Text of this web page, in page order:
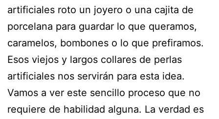
artificiales roto un joyero o una cajita de
porcelana para guardar lo que queramos,
caramelos, bombones o lo que prefiramos.
Esos viejos y largos collares de perlas
artificiales nos servirán para esta idea.
Vamos a ver este sencillo proceso que no
requiere de habilidad alguna. La verdad es